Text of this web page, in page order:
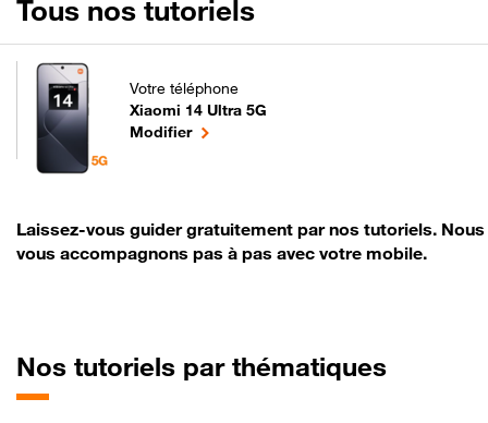
Tous nos tutorielspour votre
Laissez-vous guider gratuitement par nos tutoriels. Nous
vous accompagnons pas à pas avec votre mobile.
Votre téléphone
Xiaomi 14 Ultra 5G
pour votre Xiaomi 14 Ultra 5G ou
Modifierle téléphone sélectionné
Nos tutoriels par thématiquespour